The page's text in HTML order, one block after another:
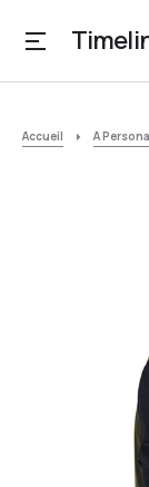
Accueil A